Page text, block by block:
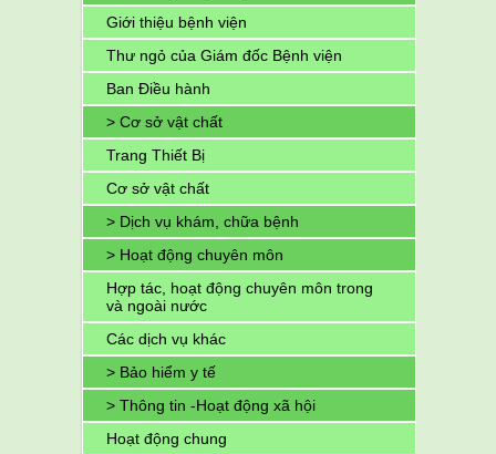
Giới thiệu bệnh viện
Thư ngỏ của Giám đốc Bệnh viện
Ban Điều hành
> Cơ sở vật chất
Trang Thiết Bị
Cơ sở vật chất
> Dịch vụ khám, chữa bệnh
> Hoạt động chuyên môn
Hợp tác, hoạt động chuyên môn trong
và ngoài nước
Các dịch vụ khác
> Bảo hiểm y tế
> Thông tin -Hoạt động xã hội
Hoạt động chung